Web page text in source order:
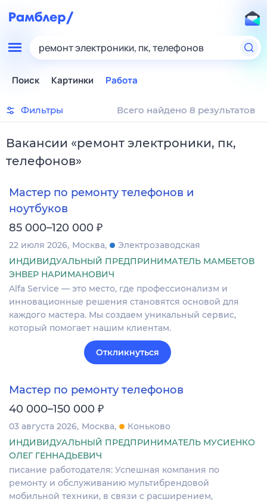
ремонт электроники, пк, телефонов
Поиск Картинки Работа
Фильтры Всего найдено 8 результатов
Вакансии «ремонт электроники, пк,
телефонов»
Мастер по ремонту телефонов и
ноутбуков
85 000–120 000 ₽
22 июля 2026 Москва
Электрозаводская
ИНДИВИДУАЛЬНЫЙ ПРЕДПРИНИМАТЕЛЬ МАМБЕТОВ
ЭНВЕР НАРИМАНОВИЧ
Alfa Service — это место, где профессионализм и
инновационные решения становятся основой для
каждого мастера. Мы создаем уникальный сервис,
который помогает нашим клиентам.
Откликнуться
Мастер по ремонту телефонов
40 000–150 000 ₽
03 августа 2026 Москва
Коньково
ИНДИВИДУАЛЬНЫЙ ПРЕДПРИНИМАТЕЛЬ МУСИЕНКО
ОЛЕГ ГЕННАДЬЕВИЧ
писание работодателя: Успешная компания по
ремонту и обслуживанию мультибрендовой
мобильной техники, в связи с расширением,